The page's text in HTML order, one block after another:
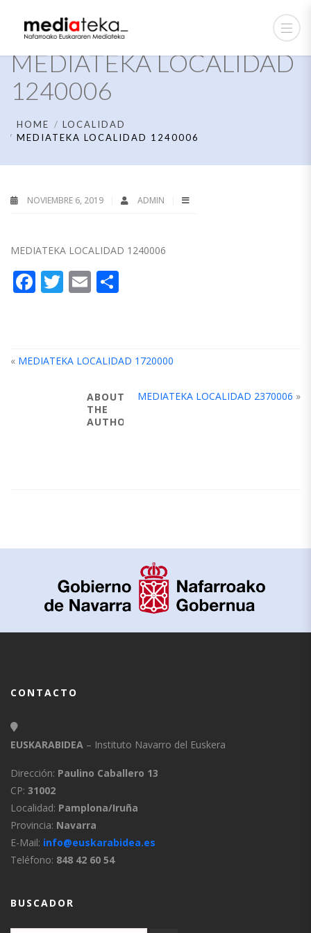
MEDIATEKA LOCALIDAD
1240006
HOME
LOCALIDAD
MEDIATEKA LOCALIDAD 1240006
NOVIEMBRE 6, 2019 ADMIN
MEDIATEKA LOCALIDAD 1240006
Facebook
Twitter
Email
« MEDIATEKA LOCALIDAD 1720000
MEDIATEKA LOCALIDAD 2370006 »
ABOUT
THE
AUTHOR
CONTACTO
EUSKARABIDEA – Instituto Navarro del Euskera
Dirección: Paulino Caballero 13
CP: 31002
Localidad: Pamplona/Iruña
Provincia: Navarra
E-Mail: info@euskarabidea.es
Teléfono: 848 42 60 54
BUSCADOR